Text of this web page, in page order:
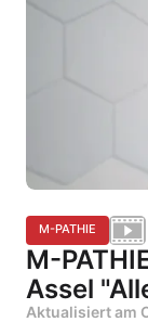
M-PATHIE
M-
Assel
Aktualisiert am